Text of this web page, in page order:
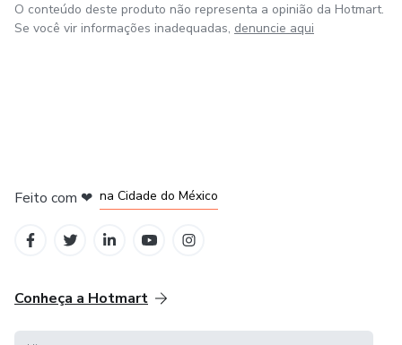
O conteúdo deste produto não representa a opinião da Hotmart.
Se você vir informações inadequadas, denuncie aqui
Feito com ❤ na Cidade do México
Conheça a Hotmart